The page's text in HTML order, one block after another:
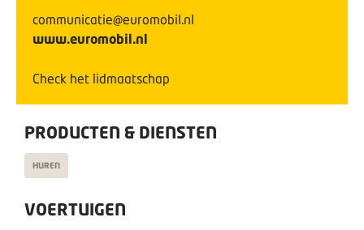
communicatie@euromobil.nl
www.euromobil.nl
Check het lidmaatschap
PRODUCTEN & DIENSTEN
HUREN
VOERTUIGEN